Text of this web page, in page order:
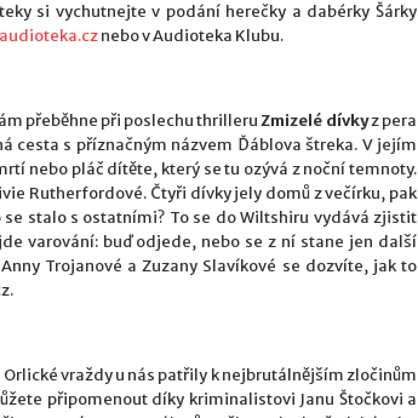
si vychutnejte v podání herečky a dabérky Šárky
nebo v Audioteka Klubu.
přeběhne při poslechu thrilleruZmizelé dívkyz pera
cesta s příznačným názvem Ďáblova štreka. V jejím
nebo pláč dítěte, který se tu ozývá z noční temnoty.
Rutherfordové. Čtyři dívky jely domů z večírku, pak
stalo s ostatními? To se do Wiltshiru vydává zjistit
varování: buď odjede, nebo se z ní stane jen další
Trojanové a Zuzany Slavíkové se dozvíte, jak to
vraždy u nás patřily k nejbrutálnějším zločinům
připomenout díky kriminalistovi Janu Štočkovi a